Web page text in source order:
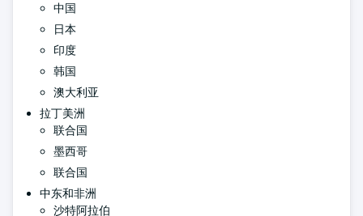
中国
日本
印度
韩国
澳大利亚
拉丁美洲
联合国
墨西哥
联合国
中东和非洲
沙特阿拉伯